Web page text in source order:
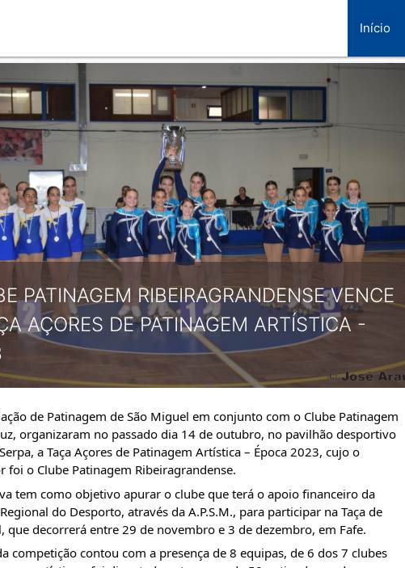
Início
PATINAGEM RIBEIRAGRANDENSE VENCE
AÇORES DE PATINAGEM ARTÍSTICA -
de Patinagem de São Miguel em conjunto com o Clube Patinagem
, organizaram no passado dia 14 de outubro, no pavilhão desportivo
a Taça Açores de Patinagem Artística – Época 2023, cujo o
foi o Clube Patinagem Ribeiragrandense.
tem como objetivo apurar o clube que terá o apoio financeiro da
do Desporto, através da A.P.S.M., para participar na Taça de
que decorrerá entre 29 de novembro e 3 de dezembro, em Fafe.
competição contou com a presença de 8 equipas, de 6 dos 7 clubes